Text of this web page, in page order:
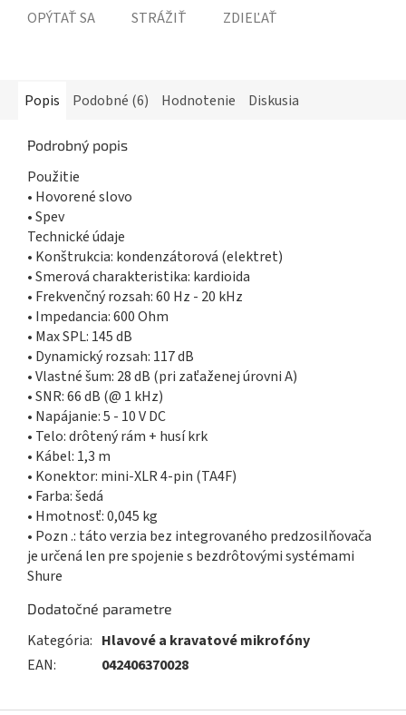
OPÝTAŤ SA STRÁŽIŤ ZDIEĽAŤ
Popis Podobné (6) Hodnotenie Diskusia
Podrobný popis
Použitie
• Hovorené slovo
• Spev
Technické údaje
• Konštrukcia: kondenzátorová (elektret)
• Smerová charakteristika: kardioida
• Frekvenčný rozsah: 60 Hz - 20 kHz
• Impedancia: 600 Ohm
• Max SPL: 145 dB
• Dynamický rozsah: 117 dB
• Vlastné šum: 28 dB (pri zaťaženej úrovni A)
• SNR: 66 dB (@ 1 kHz)
• Napájanie: 5 - 10 V DC
• Telo: drôtený rám + husí krk
• Kábel: 1,3 m
• Konektor: mini-XLR 4-pin (TA4F)
• Farba: šedá
• Hmotnosť: 0,045 kg
• Pozn .: táto verzia bez integrovaného predzosilňovača
je určená len pre spojenie s bezdrôtovými systémami
Shure
Dodatočné parametre
Kategória: Hlavové a kravatové mikrofóny
EAN: 042406370028